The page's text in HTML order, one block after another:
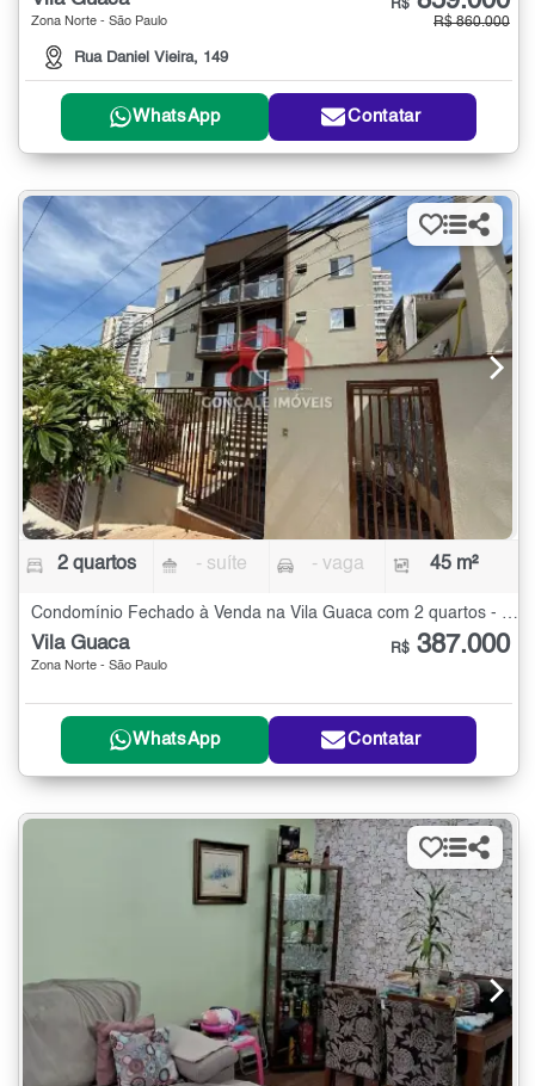
Zona Norte - São Paulo
Rua Daniel Vieira, 149
R$
R$ 860.000
WhatsApp Contatar
2 quartos - suíte - vaga 45 m²
Vila Guaca
Zona Norte - São Paulo
R$ 387.000
WhatsApp Contatar